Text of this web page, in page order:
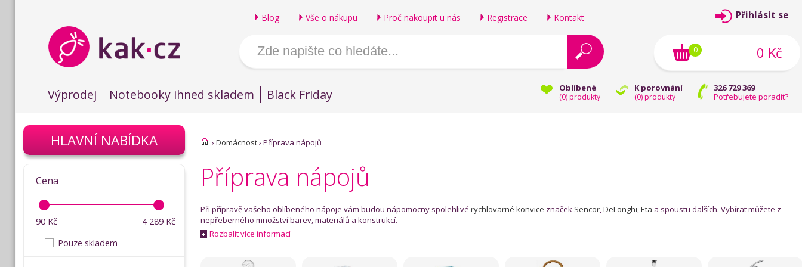
Blog Vše o nákupu Proč nakoupit u nás Registrace Kontakt
Oblíbené
(0) produkty
K porovnání
(0) produkty
326 729 369
Potřebujete poradit?
Výprodej Notebooky ihned skladem Black Friday
Přihlásit se
0 Kč
0
› Domácnost› Příprava nápojů
Příprava nápojů
Při přípravě vašeho oblíbeného nápoje vám budou nápomocny spolehlivé rychlovarné konvice značek Sencor,DeLonghi,Eta a spoustu dalších. Vybírat můžete z
nepřeberného množství barev, materiálů a konstrukcí.
+ Rozbalit více informací
HLAVNÍ NABÍDKA
Cena
90 Kč 4 289 Kč
Pouze skladem